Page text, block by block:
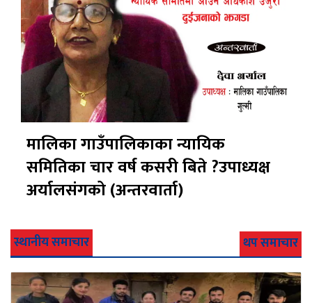
मालिका गाउँपालिकाका न्यायिक
समितिका चार वर्ष कसरी बिते ?उपाध्यक्ष
अर्यालसंंगको (अन्तरवार्ता)
स्थानीय समाचार थप समाचार